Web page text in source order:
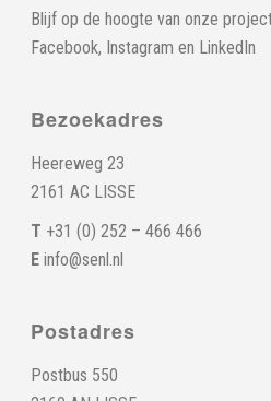
Blijf op de hoogte van onze
Facebook, Instagram en LinkedIn
Bezoekadres
Heereweg 23
2161 AC LISSE
T +31 (0) 252 – 466 466
E info@senl.nl
Postadres
Postbus 550